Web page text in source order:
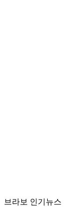
브라보 인기뉴스